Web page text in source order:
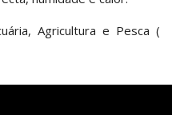
Agricultura e Pesca (